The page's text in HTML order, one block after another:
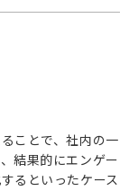
ことで、社内の一
結果的にエンゲー
るといったケース